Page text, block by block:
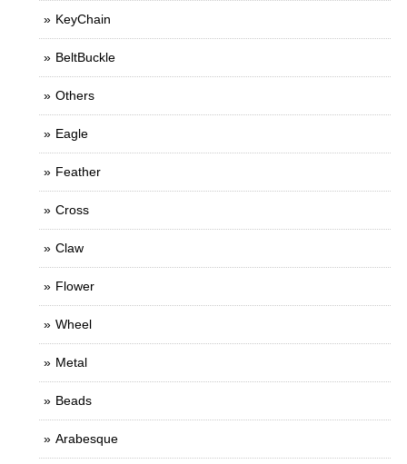
KeyChain
BeltBuckle
Others
Eagle
Feather
Cross
Claw
Flower
Wheel
Metal
Beads
Arabesque